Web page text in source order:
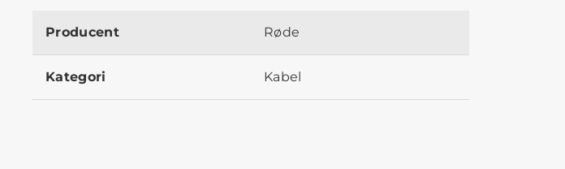
Producent Røde
Kategori Kabel